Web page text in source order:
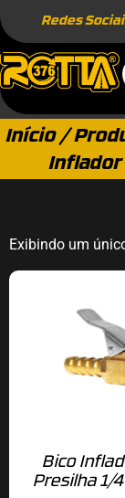
Redes
Início/
Inflador
Exibindo um
Bico
Presilha 1/